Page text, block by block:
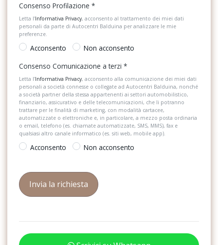
Pacchetto sicurezza
Partenza in salita assistita
Personalizzazioni Linea e Stile
Poggiatesta anteriori regolabili
Portabicchiere
Portaoggetti aggiuntivi
Predisposizioni
Presa 12V aggiuntiva
Retrovisore interno auto-anabbagliante
Sedili anteriori regolabili
Sedili regolabili elettricamente
Fari anteriori full led crystal lighting con funzione afs e indicatori di
direzione dinamici
Fari fendinebbia led con funzione curvante integrati nei gruppi
Freni a disco anteriori e posteriori
Front assistant con riconoscimento pedoni - monitoraggio radar
dello spazio antistante la vettura e funzione di frenata automatica
di emergenza
Ganci appendiabiti sui montanti b
Indicatore della temperatura esterna
Indicatori di direzione integrati negli specchietti retrovisori laterali
in tecnologia led
Interni style in tessuto / pelle sintetica scamosciata
Consenso Profilazione *
Letta l’Informativa Privacy, acconsento al trattamento dei miei dati
personali da parte di Autocentri Balduina per analizzare le mie
preferenze.
Acconsento
Non acconsento
Consenso Comunicazione a terzi *
Letta l’Informativa Privacy, acconsento alla comunicazione dei miei dati
personali a società connesse o collegate ad Autocentri Balduina, nonché
a società partner della stessa appartenenti ai settori automobilistico,
finanziario, assicurativo e delle telecomunicazioni, che li potranno
trattare per le finalità di marketing, con modalità cartacee,
automatizzate o elettroniche e, in particolare, a mezzo posta ordinaria
o email, telefono (es. chiamate automatizzate, SMS, MMS), fax e
qualsiasi altro canale informatico (es. siti web, mobile app).
Acconsento Non acconsento